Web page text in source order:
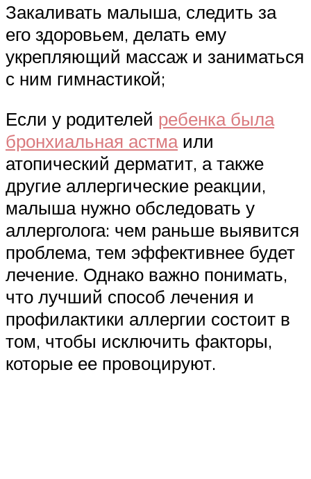
Закаливать малыша, следить за
его здоровьем, делать ему
укрепляющий массаж и заниматься
с ним гимнастикой;
Если у родителей ребенка была
бронхиальная астмаили
атопический дерматит, а также
другие аллергические реакции,
малыша нужно обследовать у
аллерголога: чем раньше выявится
проблема, тем эффективнее будет
лечение. Однако важно понимать,
что лучший способ лечения и
профилактики аллергии состоит в
том, чтобы исключить факторы,
которые ее провоцируют.